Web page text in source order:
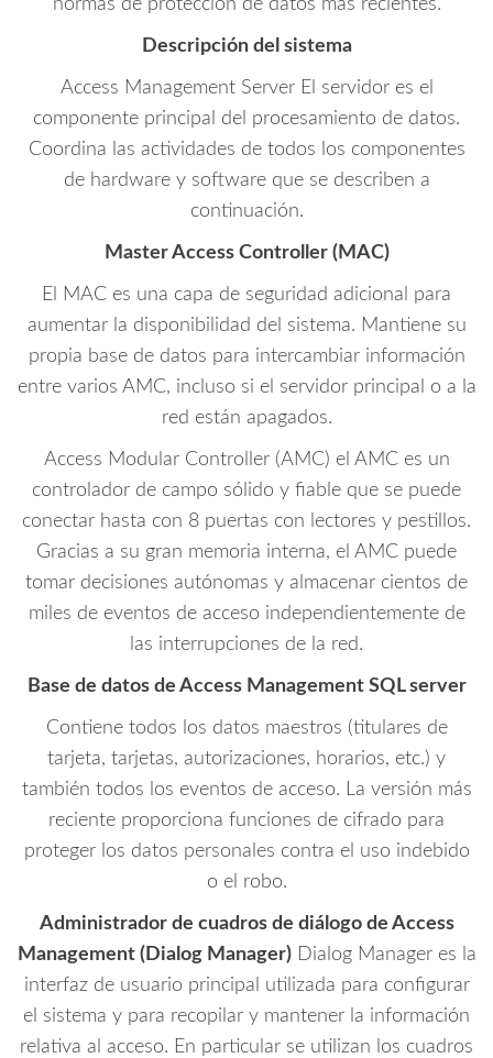
normas de protección de datos más recientes.
Descripción del sistema
Access Management Server El servidor es el
componente principal del procesamiento de datos.
Coordina las actividades de todos los componentes
de hardware y software que se describen a
continuación.
Master Access Controller (MAC)
El MAC es una capa de seguridad adicional para
aumentar la disponibilidad del sistema. Mantiene su
propia base de datos para intercambiar información
entre varios AMC, incluso si el servidor principal o a la
red están apagados.
Access Modular Controller (AMC) el AMC es un
controlador de campo sólido y fiable que se puede
conectar hasta con 8 puertas con lectores y pestillos.
Gracias a su gran memoria interna, el AMC puede
tomar decisiones autónomas y almacenar cientos de
miles de eventos de acceso independientemente de
las interrupciones de la red.
Base de datos de Access Management SQL server
Contiene todos los datos maestros (titulares de
tarjeta, tarjetas, autorizaciones, horarios, etc.) y
también todos los eventos de acceso. La versión más
reciente proporciona funciones de cifrado para
proteger los datos personales contra el uso indebido
o el robo.
Administrador de cuadros de diálogo de Access
Management (Dialog Manager)Dialog Manager es la
interfaz de usuario principal utilizada para configurar
el sistema y para recopilar y mantener la información
relativa al acceso. En particular se utilizan los cuadros